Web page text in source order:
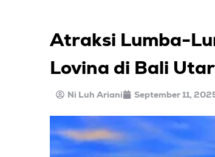
Atraksi Lumba-
Lovina di Bali
Ni Luh Ariani September 11,